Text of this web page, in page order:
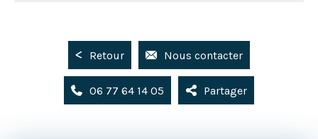
Retour Nous contacter
06 77 64 14 05 Partager